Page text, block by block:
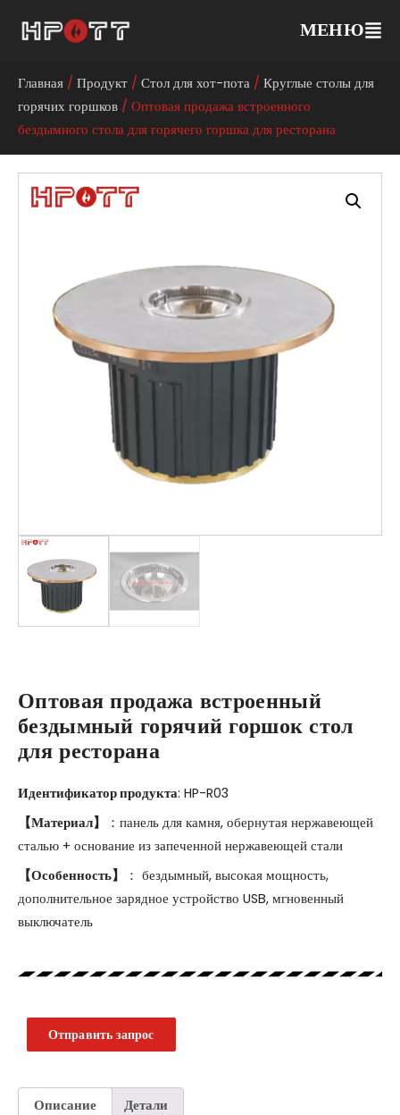
МЕНЮ
Главная / Продукт / Стол для хот-пота / Круглые столы для
горячих горшков / Оптовая продажа встроенного
бездымного стола для горячего горшка для ресторана
Оптовая продажа встроенный
бездымный горячий горшок стол
для ресторана
Идентификатор продукта: HP-R03
【Материал】
：панель для камня, обернутая нержавеющей
сталью + основание из запеченной нержавеющей стали
【Особенность】
： бездымный, высокая мощность,
дополнительное зарядное устройство USB, мгновенный
выключатель
Отправить запрос
Описание Детали